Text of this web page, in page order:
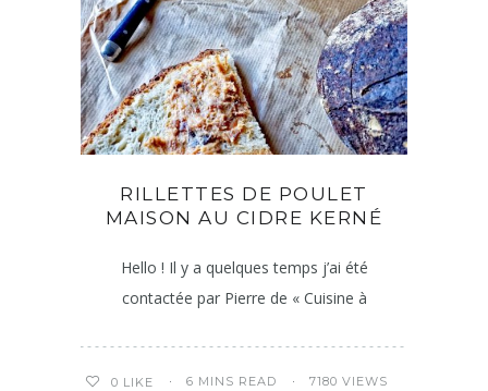
RILLETTES DE POULET
MAISON AU CIDRE KERNÉ
Hello ! Il y a quelques temps j’ai été
contactée par Pierre de « Cuisine à
0 LIKE 6 MINS READ 7180 VIEWS